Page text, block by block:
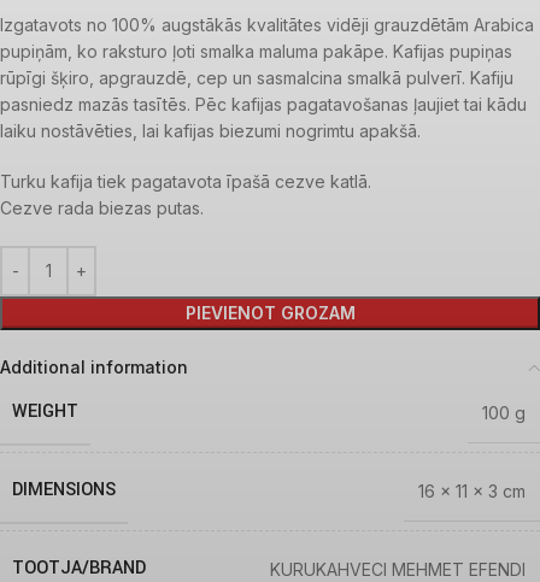
Izgatavots no 100% augstākās kvalitātes vidēji grauzdētām Arabica
pupiņām, ko raksturo ļoti smalka maluma pakāpe. Kafijas pupiņas
rūpīgi šķiro, apgrauzdē, cep un sasmalcina smalkā pulverī. Kafiju
pasniedz mazās tasītēs. Pēc kafijas pagatavošanas ļaujiet tai kādu
laiku nostāvēties, lai kafijas biezumi nogrimtu apakšā.
Turku kafija tiek pagatavota īpašā cezve katlā.
Cezve rada biezas putas.
PIEVIENOT GROZAM
Additional information
WEIGHT 100 g
DIMENSIONS 16 × 11 × 3 cm
TOOTJA/BRAND KURUKAHVECI MEHMET EFENDI